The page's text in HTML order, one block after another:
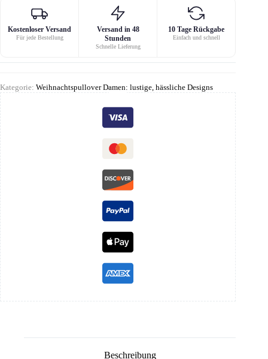
Kostenloser Versand
Für jede Bestellung
Versand in 48
Stunden
Schnelle Lieferung
10 Tage Rückgabe
Einfach und schnell
Kategorie: Weihnachtspullover Damen: lustige, hässliche Designs
Beschreibung